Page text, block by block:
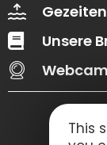
Gezeiten
Unsere
This